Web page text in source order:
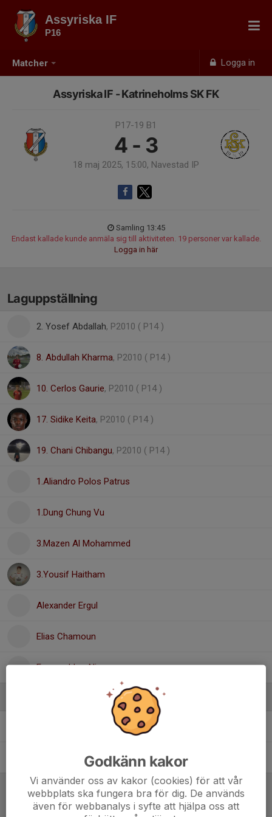
Matcher Logga in
Assyriska IF
P16
Assyriska IF - Katrineholms SK FK
P17-19 B1
4 - 3
18 maj 2025, 15:00, Navestad IP
Samling 13:45
Endast kallade kunde anmäla sig till aktiviteten. 19 personer var kallade.
Logga in här
Laguppställning
2. Yosef Abdallah, P2010 ( P14 )
8. Abdullah Kharma, P2010 ( P14 )
10. Cerlos Gaurie, P2010 ( P14 )
17. Sidike Keita, P2010 ( P14 )
19. Chani Chibangu, P2010 ( P14 )
1.Aliandro Polos Patrus
1.Dung Chung Vu
3.Mazen Al Mohammed
3.Yousif Haitham
Alexander Ergul
Elias Chamoun
Emanuel Isa-Nissan
Tränare
Ninos ErtasTränare
Referat
Godkänn kakor
Vi använder oss av kakor (cookies) för att vår
webbplats ska fungera bra för dig. De används
även för webbanalys i syfte att hjälpa oss att